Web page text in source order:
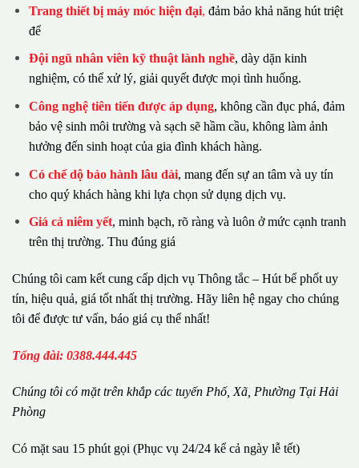
Trang thiết bị máy móc hiện đại, đảm bảo khả năng hút triệt
để
Đội ngũ nhân viên kỹ thuật lành nghề, dày dặn kinh
nghiệm, có thể xử lý, giải quyết được mọi tình huống.
Công nghệ tiên tiến được áp dụng, không cần đục phá, đảm
bảo vệ sinh môi trường và sạch sẽ hầm cầu, không làm ảnh
hưởng đến sinh hoạt của gia đình khách hàng.
Có chế dộ bảo hành lâu dài, mang đến sự an tâm và uy tín
cho quý khách hàng khi lựa chọn sử dụng dịch vụ.
Giá cả niêm yết, minh bạch, rõ ràng và luôn ở mức cạnh tranh
trên thị trường. Thu đúng giá
Chúng tôi cam kết cung cấp dịch vụ Thông tắc – Hút bể phốt uy
tín, hiệu quả, giá tốt nhất thị trường. Hãy liên hệ ngay cho chúng
tôi để được tư vấn, báo giá cụ thể nhất!
Tổng đài: 0388.444.445
Chúng tôi có mặt trên khắp các tuyến Phố, Xã, Phường Tại Hải
Phòng
Có mặt sau 15 phút gọi (Phục vụ 24/24 kể cả ngày lễ tết)